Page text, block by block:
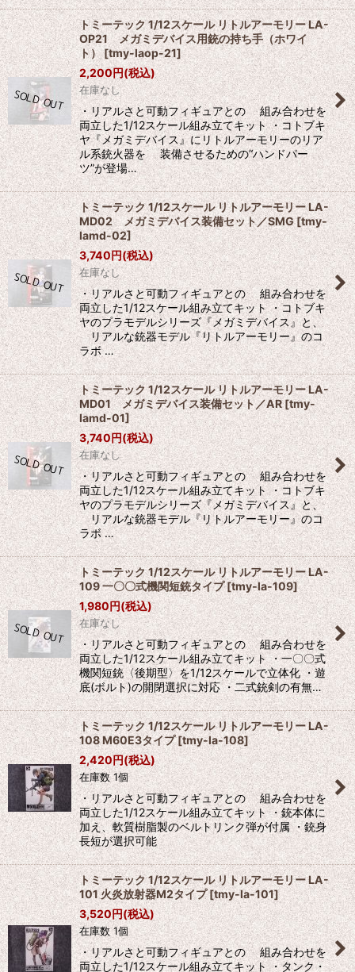
トミーテック 1/12スケール リトルアーモリー LA-
OP21 メガミデバイス用銃の持ち手（ホワイ
ト） [tmy-laop-21]
2,200円(税込)
在庫なし
・リアルさと可動フィギュアとの 組み合わせを
両立した1/12スケール組み立てキット ・コトブキ
ヤ『メガミデバイス』にリトルアーモリーのリア
ル系銃火器を 装備させるための“ハンドパー
ツ”が登場…
トミーテック 1/12スケール リトルアーモリー LA-
MD02 メガミデバイス装備セット／SMG[tmy-
lamd-02]
3,740円(税込)
在庫なし
・リアルさと可動フィギュアとの 組み合わせを
両立した1/12スケール組み立てキット ・コトブキ
ヤのプラモデルシリーズ『メガミデバイス』と、
リアルな銃器モデル『リトルアーモリー』のコ
ラボ …
トミーテック 1/12スケール リトルアーモリー LA-
MD01 メガミデバイス装備セット／AR[tmy-
lamd-01]
3,740円(税込)
在庫なし
・リアルさと可動フィギュアとの 組み合わせを
両立した1/12スケール組み立てキット ・コトブキ
ヤのプラモデルシリーズ『メガミデバイス』と、
リアルな銃器モデル『リトルアーモリー』のコ
ラボ …
トミーテック 1/12スケール リトルアーモリー LA-
109 一〇〇式機関短銃タイプ [tmy-la-109]
1,980円(税込)
在庫なし
・リアルさと可動フィギュアとの 組み合わせを
両立した1/12スケール組み立てキット ・一〇〇式
機関短銃〈後期型〉を1/12スケールで立体化 ・遊
底(ボルト)の開閉選択に対応 ・二式銃剣の有無…
トミーテック 1/12スケール リトルアーモリー LA-
108 M60E3タイプ [tmy-la-108]
2,420円(税込)
在庫数 1個
・リアルさと可動フィギュアとの 組み合わせを
両立した1/12スケール組み立てキット ・銃本体に
加え、軟質樹脂製のベルトリンク弾が付属 ・銃身
長短が選択可能
トミーテック 1/12スケール リトルアーモリー LA-
101 火炎放射器M2タイプ[tmy-la-101]
3,520円(税込)
在庫数 1個
・リアルさと可動フィギュアとの 組み合わせを
両立した1/12スケール組み立てキット ・タンク・